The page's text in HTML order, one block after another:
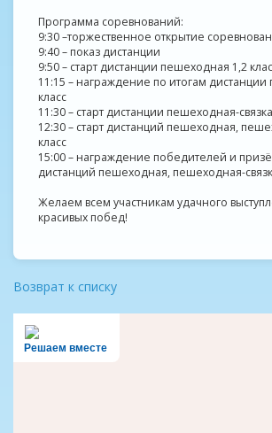
Программа соревнований:
9:30 –торжественное открытие
9:40 – показ дистанции
9:50 – старт дистанции пешеходная 1,2
11:15 – награждение по итогам
класс
11:30 – старт дистанции пешеходная-
12:30 – старт дистанций пешеходная,
класс
15:00 – награждение победителей и
дистанций пешеходная, пешеходная-
Желаем всем участникам удачного
красивых побед!
Возврат к списку
Решаем вместе